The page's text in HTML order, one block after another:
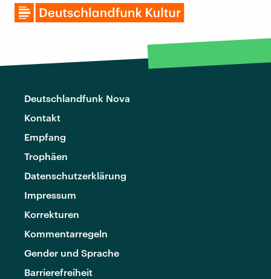
Deutschlandfunk Nova
Kontakt
Empfang
Trophäen
Datenschutzerklärung
Impressum
Korrekturen
Kommentarregeln
Gender und Sprache
Barrierefreiheit